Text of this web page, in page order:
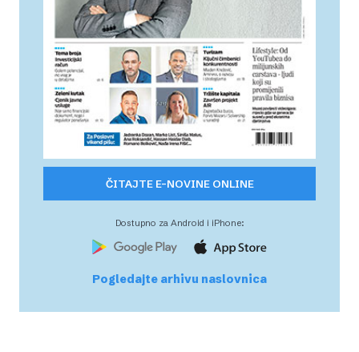
ČITAJTE E-NOVINE ONLINE
Dostupno za Android i iPhone:
Pogledajte arhivu naslovnica